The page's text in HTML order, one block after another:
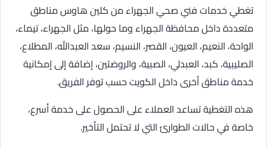
تغطي خدمات فني صحي الجهراء من كلين هاوس مناطق
متعددة داخل محافظة الجهراء وما حولها، مثل الجهراء، تيماء،
الواحة، النعيم، العيون، القصر، النسيم، سعد العبدالله، المطلاع،
الصليبية، كبد، العبدلي، الصبية، والروضتين، إضافة إلى إمكانية
خدمة مناطق أخرى داخل الكويت حسب توفر الفريق.
هذه التغطية تساعد العملاء على الحصول على خدمة أسرع،
خاصة في حالات الطوارئ التي لا تحتمل التأخير.